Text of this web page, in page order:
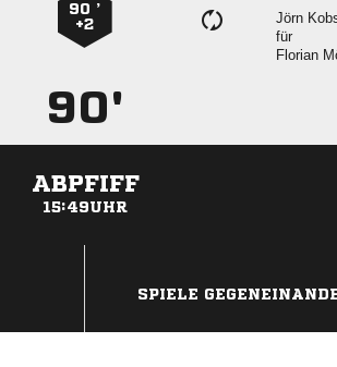
90 ’
+2

für

90'
ABPFIFF
15:49UHR
SPIELE